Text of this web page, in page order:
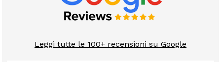
Leggi tutte le 100+ recensioni su Google